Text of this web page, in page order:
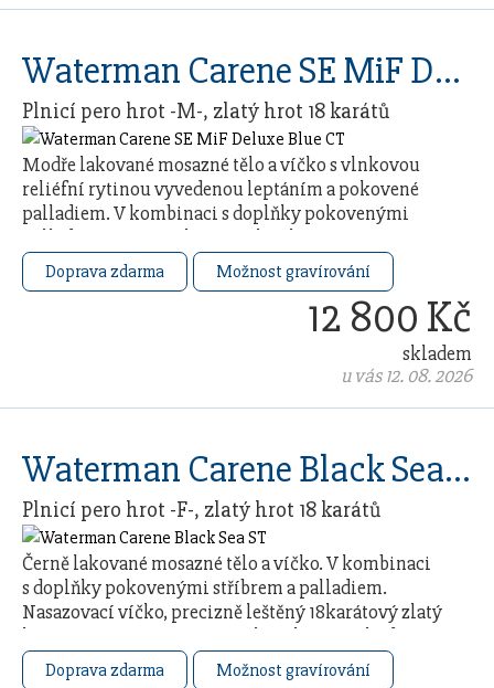
Waterman Carene SE MiF Deluxe Blue CT
Plnicí pero hrot -M-, zlatý hrot 18 karátů
Modře lakované mosazné tělo a víčko s vlnkovou
reliéfní rytinou vyvedenou leptáním a pokovené
palladiem. V kombinaci s doplňky pokovenými
palladiem. Hrot z 18karátového zlata (ryzost Au
750/1000) …
Doprava zdarma Možnost gravírování
12 800 Kč
skladem
u vás 12. 08. 2026
Waterman Carene Black Sea ST
Plnicí pero hrot -F-, zlatý hrot 18 karátů
Černě lakované mosazné tělo a víčko. V kombinaci
s doplňky pokovenými stříbrem a palladiem.
Nasazovací víčko, precizně leštěný 18karátový zlatý
hrot (ryzost Au 750/1000) zcela pokovený rhodiem …
Doprava zdarma Možnost gravírování